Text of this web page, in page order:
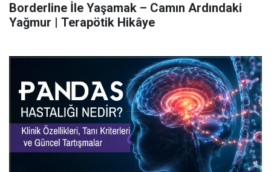
Borderline İle Yaşamak – Camın Ardındaki
Yağmur | Terapötik Hikâye